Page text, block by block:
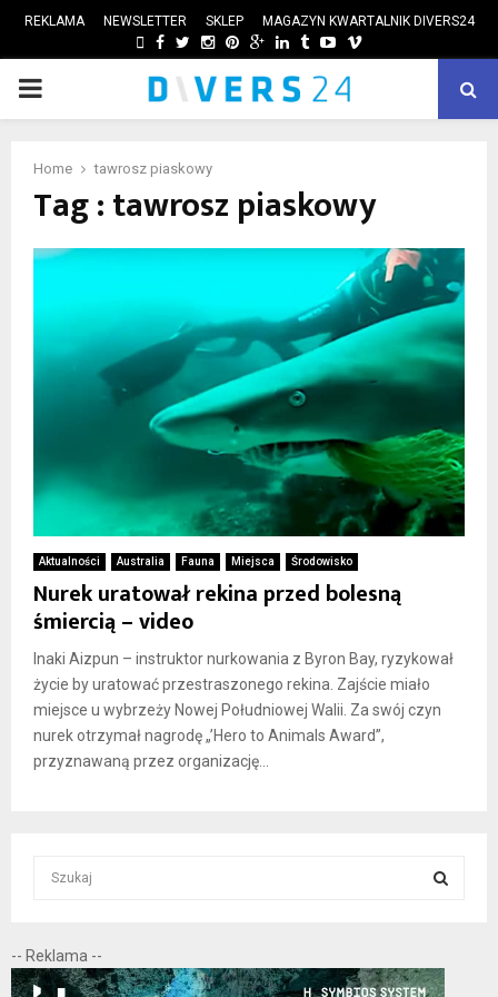
REKLAMA NEWSLETTER SKLEP MAGAZYN KWARTALNIK DIVERS24
FACEBOOK
TWITTER
INSTAGRAM
PINTEREST
GOOGLE
LINKEDIN
TUMBLRYOUTUBE
VIMEO
PRIMARY
Home tawrosz piaskowy
Tag : tawrosz piaskowy
Aktualności Australia Fauna Miejsca Środowisko
Nurek uratował rekina przed bolesną
śmiercią – video
Inaki Aizpun – instruktor nurkowania z Byron Bay, ryzykował
życie by uratować przestraszonego rekina. Zajście miało
miejsce u wybrzeży Nowej Południowej Walii. Za swój czyn
nurek otrzymał nagrodę „’Hero to Animals Award”,
przyznawaną przez organizację...
c
h
E
-- Reklama --